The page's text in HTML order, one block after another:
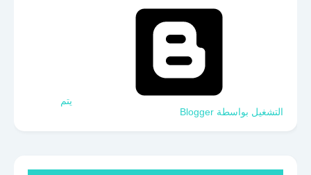
‏يتم
التشغيل بواسطة Blogger